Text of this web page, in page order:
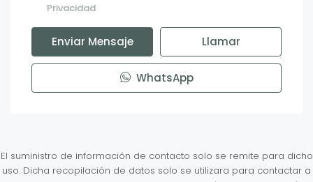
Privacidad
Enviar Mensaje Llamar
WhatsApp
El suministro de información de contacto solo se remite para dicho
uso. Dicha recopilación de datos solo se utilizara para contactar a